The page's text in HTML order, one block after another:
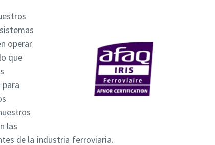
operar
que
las
de la industria ferroviaria.